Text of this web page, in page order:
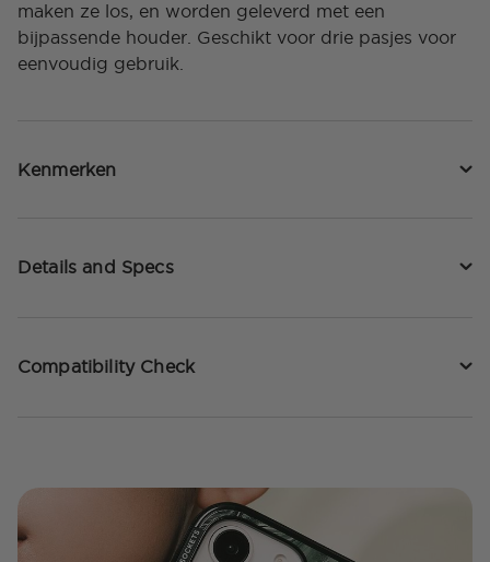
maken ze los, en worden geleverd met een
bijpassende houder. Geschikt voor drie pasjes voor
eenvoudig gebruik.
Kenmerken
Details and Specs
Compatibility Check